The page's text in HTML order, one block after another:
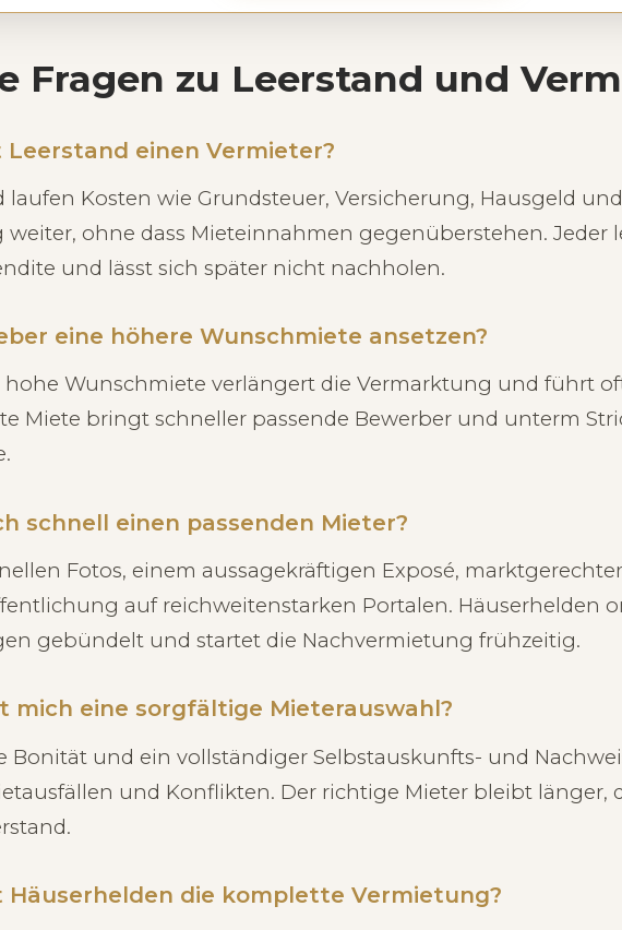
Fragen zu Leerstand und
einen Vermieter?
laufen Kosten wie Grundsteuer, Versicherung, Hausgeld
weiter, ohne dass Mieteinnahmen gegenüberstehen. Jeder
und lässt sich später nicht nachholen.
eine höhere Wunschmiete ansetzen?
hohe Wunschmiete verlängert die Vermarktung und führt
Miete bringt schneller passende Bewerber und unterm
schnell einen passenden Mieter?
Fotos, einem aussagekräftigen Exposé,
auf reichweitenstarken Portalen. Häuserhelden
gebündelt und startet die Nachvermietung frühzeitig.
mich eine sorgfältige Mieterauswahl?
Bonität und ein vollständiger Selbstauskunfts- und
und Konflikten. Der richtige Mieter bleibt länger,
Häuserhelden die komplette Vermietung?